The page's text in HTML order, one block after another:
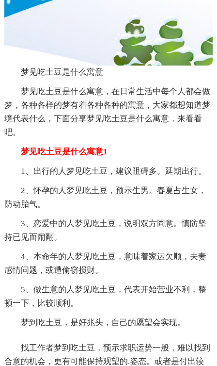
梦见吃土豆是什么寓意
梦见吃土豆是什么寓意，在日常生活中每个人都会做
梦，各种各样的梦有着各种各种的寓意，大家都想知道梦
境代表什么，下面分享梦见吃土豆是什么寓意，来看看
吧。
梦见吃土豆是什么寓意1
1、出行的人梦见吃土豆，建议阻碍多。延期出行。
2、怀孕的人梦见吃土豆，预示生男。春夏占生女，
防动胎气。
3、恋爱中的人梦见吃土豆，说明双方同意。慎防坚
持已见而闹翻。
4、本命年的人梦见吃土豆，意味着家运欠顺，夫妻
感情问题，或遭偷窃损财。
5、做生意的人梦见吃土豆，代表开始营业不利，整
顿一下，比较顺利。
梦到吃土豆，是好兆头，自己的愿望会实现。
找工作者梦到吃土豆，预示求职运势一般，难以找到
合意的机会，更有可能保持观望的.姿态。或者是付出较